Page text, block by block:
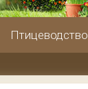
Птицеводство